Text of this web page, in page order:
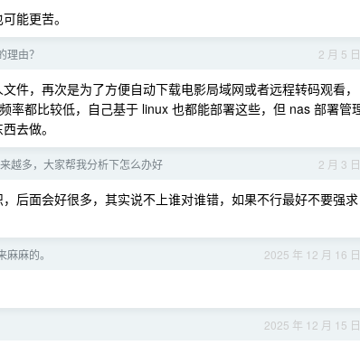
能更苦。
2 月 5 日
理由？
件，再次是为了方便自动下载电影局域网或者远程转码观看，
率都比较低，自己基于 linux 也都能部署这些，但 nas 部署管
去做。
2 月 3 日
越多，大家帮我分析下怎么办好
后面会好很多，其实说不上谁对谁错，如果不行最好不要强求
2025 年 12 月 16 日
麻的。
2025 年 12 月 15 日